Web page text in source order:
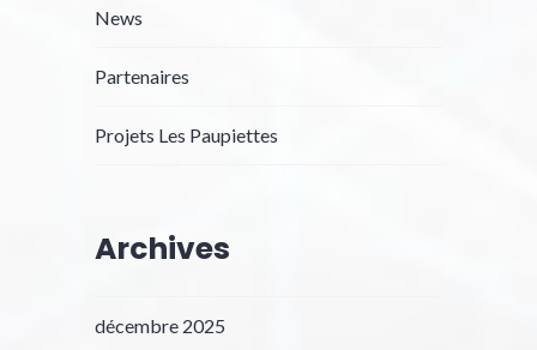
News
Partenaires
Projets Les Paupiettes
Archives
décembre 2025